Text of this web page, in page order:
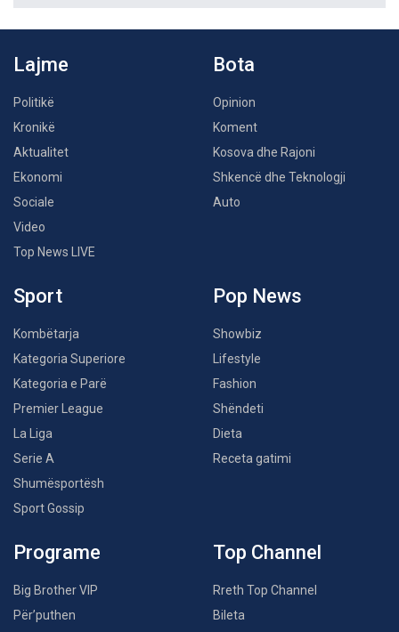
Lajme
Politikë
Kronikë
Aktualitet
Ekonomi
Sociale
Video
Top News LIVE
Bota
Opinion
Koment
Kosova dhe Rajoni
Shkencë dhe Teknologji
Auto
Sport
Kombëtarja
Kategoria Superiore
Kategoria e Parë
Premier League
La Liga
Serie A
Shumësportësh
Sport Gossip
Pop News
Showbiz
Lifestyle
Fashion
Shëndeti
Dieta
Receta gatimi
Programe
Big Brother VIP
Për’puthen
Top Channel
Rreth Top Channel
Bileta